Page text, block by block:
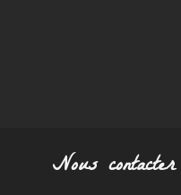
Nous contacter